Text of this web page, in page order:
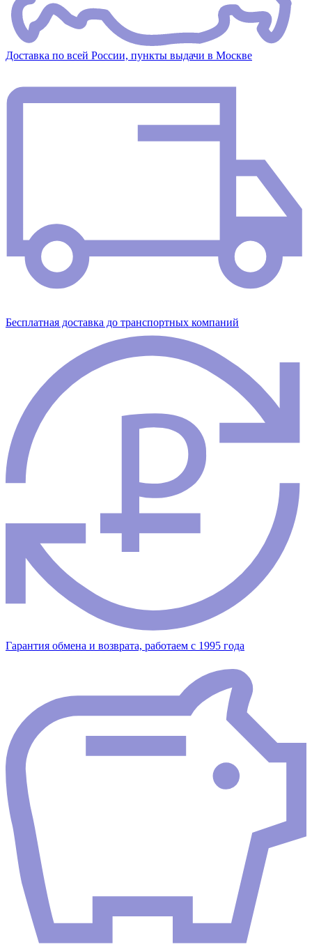
Доставка по всей России, пункты выдачи в Москве
Бесплатная доставка до транспортных компаний
Гарантия обмена и возврата, работаем с 1995 года